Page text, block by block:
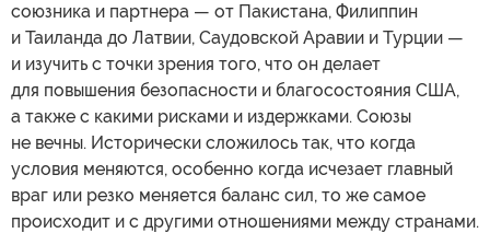
союзника и партнера — от Пакистана, Филиппин
и Таиланда до Латвии, Саудовской Аравии и Турции —
и изучить с точки зрения того, что он делает
для повышения безопасности и благосостояния США,
а также с какими рисками и издержками. Союзы
не вечны. Исторически сложилось так, что когда
условия меняются, особенно когда исчезает главный
враг или резко меняется баланс сил, то же самое
происходит и с другими отношениями между странами.